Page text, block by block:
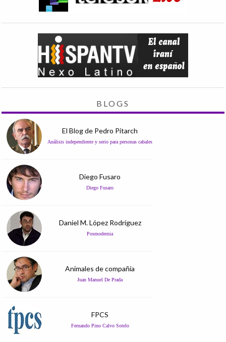
BLOGS
El Blog de Pedro Pitarch
Análisis independiente y serio para personas cabales
Diego Fusaro
Diego Fusaro
Daniel M. López Rodríguez
Posmodernia
Animales de compañía
Juan Manuel De Prada
FPCS
Fernando Pino Calvo Sotelo